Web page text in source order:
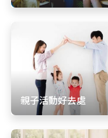
親子活動好去處